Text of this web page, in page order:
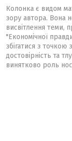
Колонка є видом
зору автора. Вона
висвітлення теми,
"Економічної
збігатися з точкою
достовірність та
винятково роль